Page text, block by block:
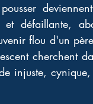
et défaillante,
flou d'un
cherchent
injuste,